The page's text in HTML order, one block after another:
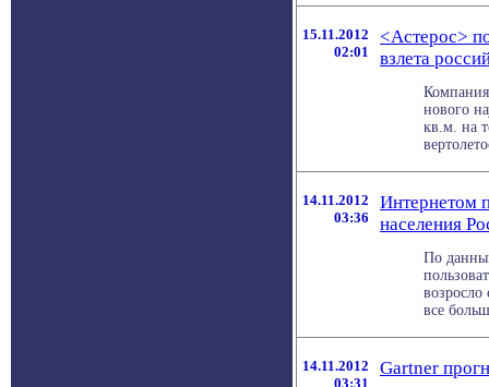
15.11.2012
02:01
<Астерос>
взлета
нового
кв.м. на
14.11.2012
03:36
Интернетом
населения
По
возросло
все
14.11.2012
03:31
Gartner